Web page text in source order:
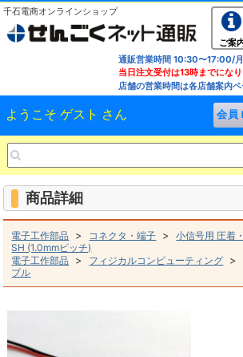
千石電商オンラインショップ
ご案
通販営業時間 10:30〜17:00/
当日注文受付は13時までにな
店舗の営業時間は各店舗案内
ようこそ ゲスト さん
商品詳細
電子工作部品 > コネクタ・端子 >小信号用 圧着
SH (1.0mmピッチ)
電子工作部品
> フィジカルコンピューティング >
ブル